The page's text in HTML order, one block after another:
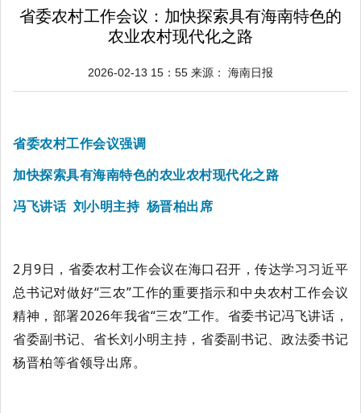
省委农村工作会议：加快探索具有海南特色的
农业农村现代化之路
2026-02-13 15：55 来源： 海南日报
省委农村工作会议强调
加快探索具有海南特色的农业农村现代化之路
冯飞讲话 刘小明主持 杨晋柏出席
2月9日，省委农村工作会议在海口召开，传达学习习近平
总书记对做好“三农”工作的重要指示和中央农村工作会议
精神，部署2026年我省“三农”工作。省委书记冯飞讲话，
省委副书记、省长刘小明主持，省委副书记、政法委书记
杨晋柏等省领导出席。